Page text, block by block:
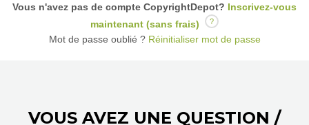
Vous n'avez pas de compte CopyrightDepot? Inscrivez-vous
maintenant (sans frais)
?
Mot de passe oublié ?Réinitialiser mot de passe
VOUS AVEZ UNE QUESTION /